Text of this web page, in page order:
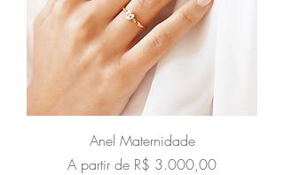
Anel Maternidade
A partir de R$ 3.000,00
Preço promocional